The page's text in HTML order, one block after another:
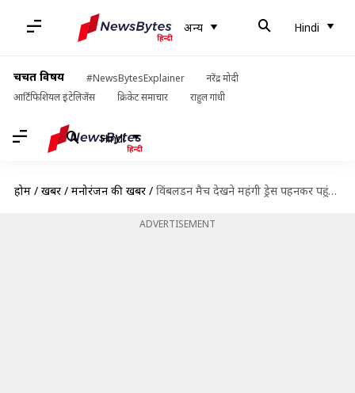
अन्य Hindi
चर्चित विषय #NewsBytesExplainer
नरेंद्र मोदी
आर्टिफिशियल इंटेलिजेंस
क्रिकेट समाचार राहुल गांधी
Hindi
होम / खबरें / मनोरंजन की खबरें / विंबलडन मैच देखने महंगी ड्रेस पहनकर पहुंची थीं दीपिका पादुकोण, जानें कीमत
ADVERTISEMENT